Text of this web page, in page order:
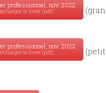
professionnel, nov. 2022
le livret (pdf)
professionnel, nov. 2022
le livret (pdf)